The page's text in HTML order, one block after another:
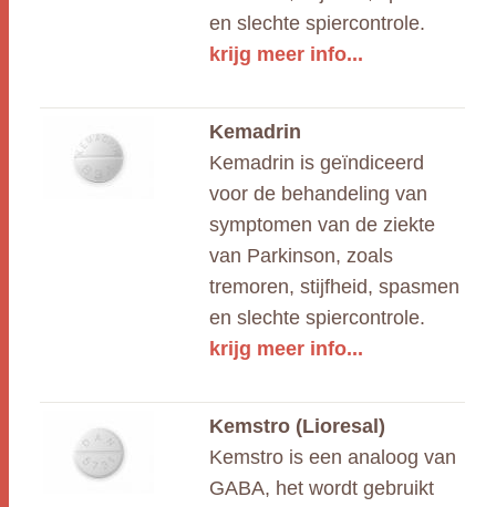
en slechte spiercontrole.
krijg meer info...
Kemadrin
Kemadrin is geïndiceerd
voor de behandeling van
symptomen van de ziekte
van Parkinson, zoals
tremoren, stijfheid, spasmen
en slechte spiercontrole.
krijg meer info...
Kemstro (Lioresal)
Kemstro is een analoog van
GABA, het wordt gebruikt